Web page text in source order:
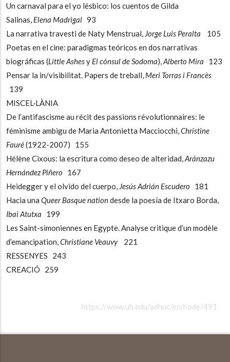
Un carnaval para el yo lésbico: los cuentos de Gilda
Salinas, Elena Madrigal 93
La narrativa travesti de Naty Menstrual, Jorge Luis Peralta 105
Poetas en el cine: paradigmas teóricos en dos narrativas
biográficas (Little Ashesy El cónsul de Sodoma),Alberto Mira 123
Pensar la in/visibilitat. Papers de treball, Meri Torras i Francès
139
MISCEL·LÀNIA
De l’antifascisme au récit des passions révolutionnaires: le
féminisme ambigu de Maria Antonietta Macciocchi,Christine
Fauré(1922-2007) 155
Hélène Cixous: la escritura como deseo de alteridad,Aránzazu
Hernández Piñero 167
Heidegger y el olvido del cuerpo, Jesús Adrián Escudero 181
Hacia una Queer Basque nationdesde la poesía de Itxaro Borda,
Ibai Atutxa 199
Les Saint-simoniennes en Egypte. Analyse critique d’un modèle
d’emancipation,Christiane Veauvy 221
RESSENYES 243
CREACIÓ 259
https://www.ub.edu/adhuc/en/node/491